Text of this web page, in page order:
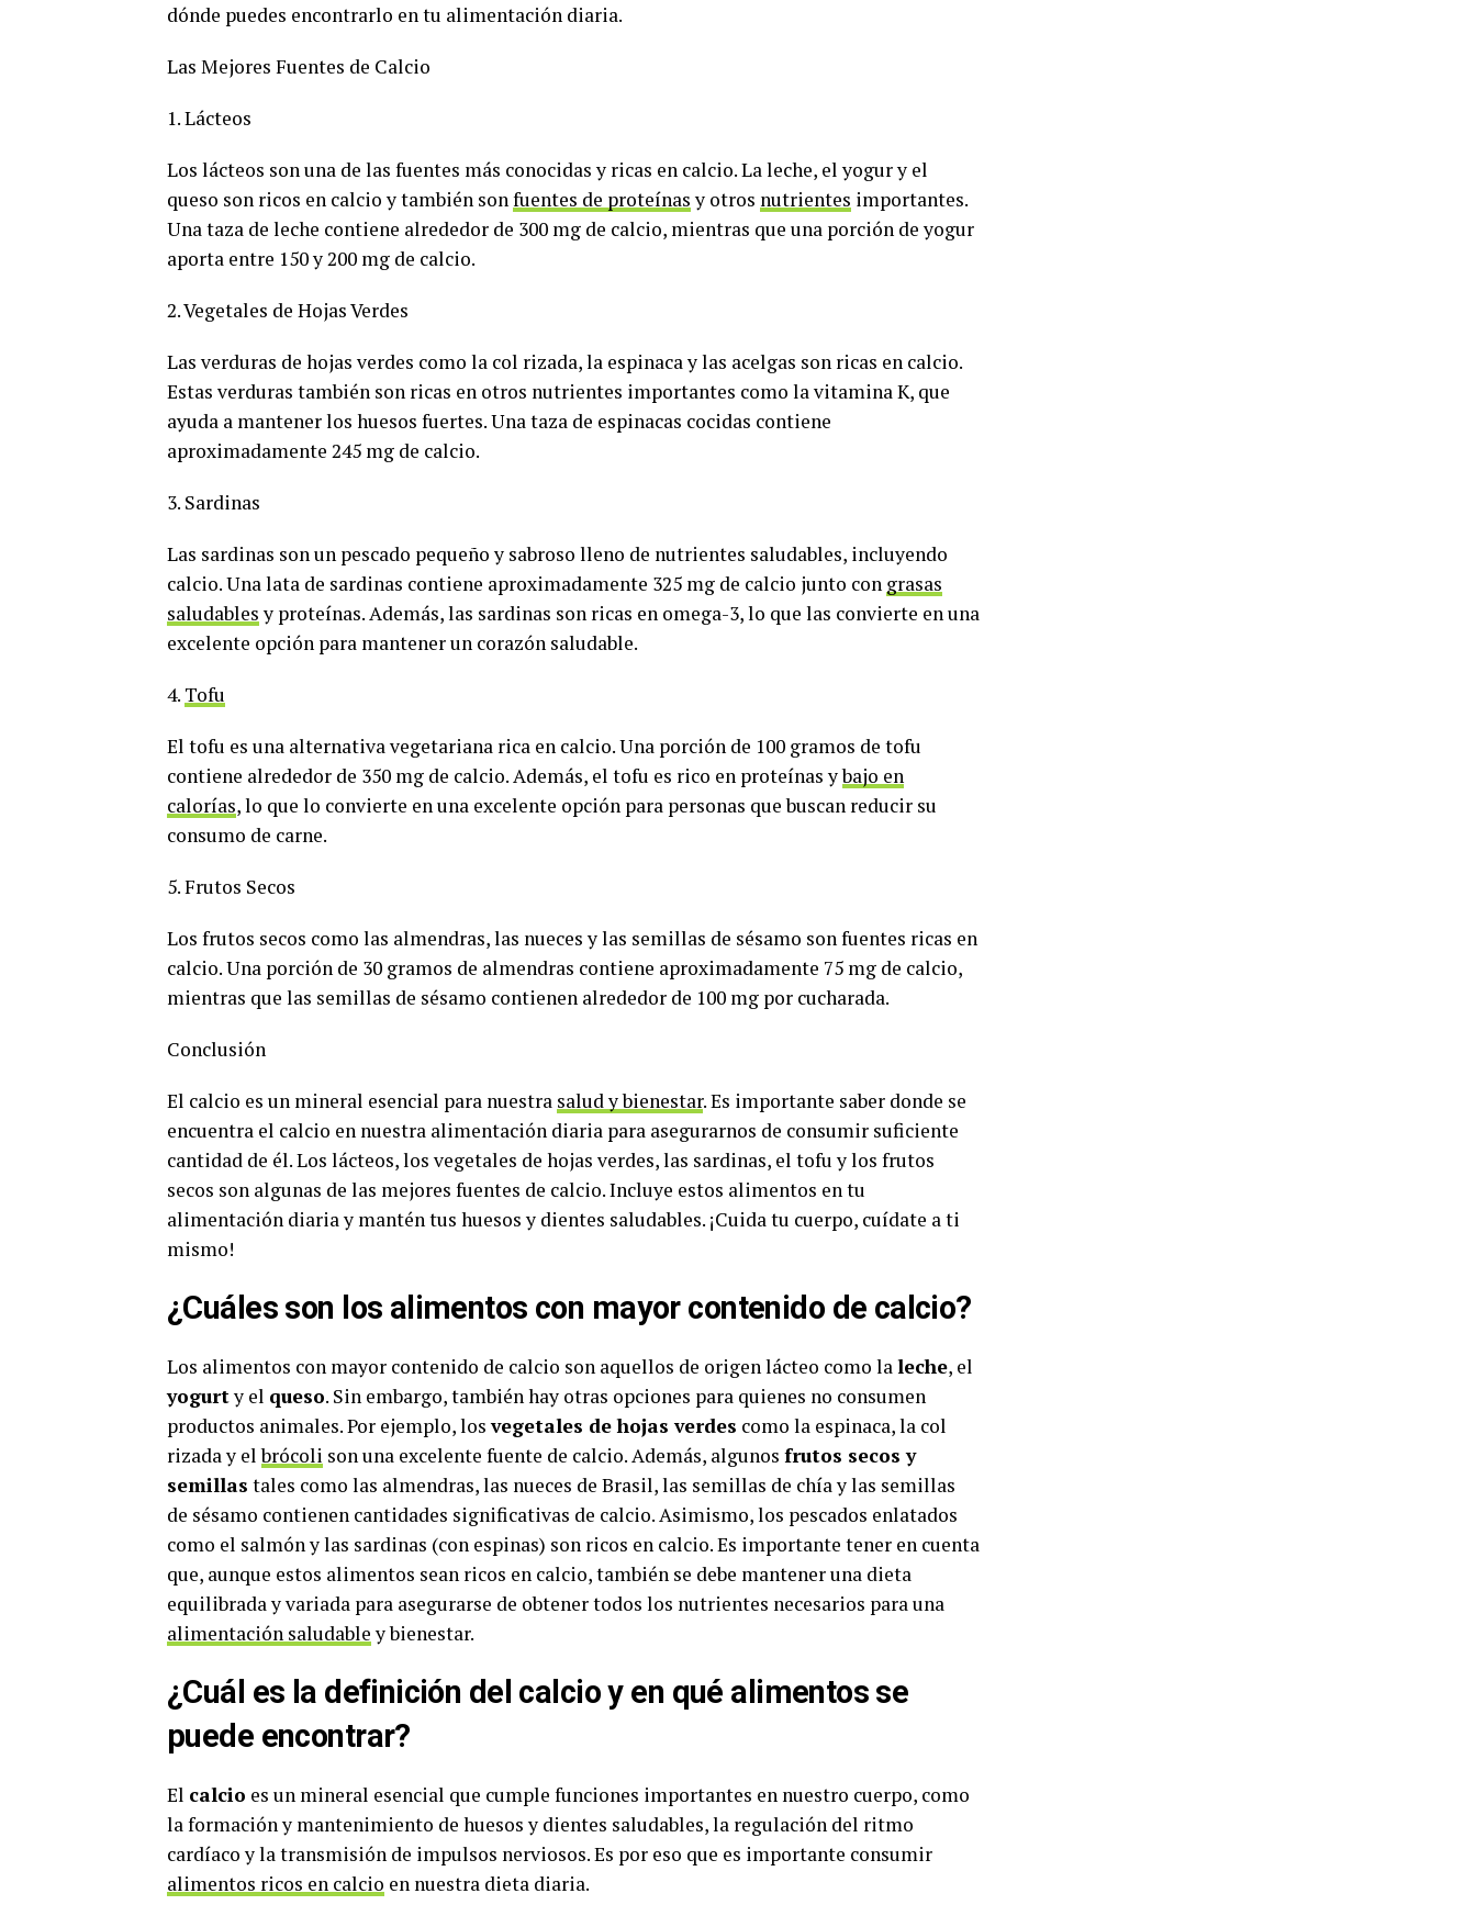
dónde puedes encontrarlo en tu alimentación diaria.
Las Mejores Fuentes de Calcio
1. Lácteos
Los lácteos son una de las fuentes más conocidas y ricas en calcio. La leche, el yogur y el
queso son ricos en calcio y también sonfuentes de proteínasy otros nutrientes importantes.
Una taza de leche contiene alrededor de 300 mg de calcio, mientras que una porción de yogur
aporta entre 150 y 200 mg de calcio.
2. Vegetales de Hojas Verdes
Las verduras de hojas verdes como la col rizada, la espinaca y las acelgas son ricas en calcio.
Estas verduras también son ricas en otros nutrientes importantes como la vitamina K, que
ayuda a mantener los huesos fuertes. Una taza de espinacas cocidas contiene
aproximadamente 245 mg de calcio.
3. Sardinas
Las sardinas son un pescado pequeño y sabroso lleno de nutrientes saludables, incluyendo
calcio. Una lata de sardinas contiene aproximadamente 325 mg de calcio junto con grasas
saludablesy proteínas. Además, las sardinas son ricas en omega-3, lo que las convierte en una
excelente opción para mantener un corazón saludable.
4. Tofu
El tofu es una alternativa vegetariana rica en calcio. Una porción de 100 gramos de tofu
contiene alrededor de 350 mg de calcio. Además, el tofu es rico en proteínas ybajo en
calorías, lo que lo convierte en una excelente opción para personas que buscan reducir su
consumo de carne.
5. Frutos Secos
Los frutos secos como las almendras, las nueces y las semillas de sésamo son fuentes ricas en
calcio. Una porción de 30 gramos de almendras contiene aproximadamente 75 mg de calcio,
mientras que las semillas de sésamo contienen alrededor de 100 mg por cucharada.
Conclusión
El calcio es un mineral esencial para nuestra salud y bienestar. Es importante saber donde se
encuentra el calcio en nuestra alimentación diaria para asegurarnos de consumir suficiente
cantidad de él. Los lácteos, los vegetales de hojas verdes, las sardinas, el tofu y los frutos
secos son algunas de las mejores fuentes de calcio. Incluye estos alimentos en tu
alimentación diaria y mantén tus huesos y dientes saludables. ¡Cuida tu cuerpo, cuídate a ti
mismo!
¿Cuáles son los alimentos con mayor contenido de calcio?
Los alimentos con mayor contenido de calcio son aquellos de origen lácteo como laleche, el
yogurty el queso. Sin embargo, también hay otras opciones para quienes no consumen
productos animales. Por ejemplo, losvegetales de hojas verdes como la espinaca, la col
rizada y elbrócoli son una excelente fuente de calcio. Además, algunos frutos secos y
semillas tales como las almendras, las nueces de Brasil, las semillas de chía y las semillas
de sésamo contienen cantidades significativas de calcio. Asimismo, los pescados enlatados
como el salmón y las sardinas (con espinas) son ricos en calcio. Es importante tener en cuenta
que, aunque estos alimentos sean ricos en calcio, también se debe mantener una dieta
equilibrada y variada para asegurarse de obtener todos los nutrientes necesarios para una
alimentación saludabley bienestar.
¿Cuál es la definición del calcio y en qué alimentos se
puede encontrar?
El calcio es un mineral esencial que cumple funciones importantes en nuestro cuerpo, como
la formación y mantenimiento de huesos y dientes saludables, la regulación del ritmo
cardíaco y la transmisión de impulsos nerviosos. Es por eso que es importante consumir
alimentos ricos en calcio en nuestra dieta diaria.